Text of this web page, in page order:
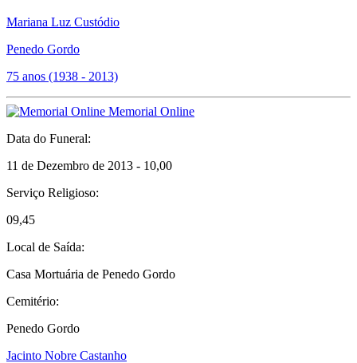
Mariana Luz Custódio
Penedo Gordo
75 anos (1938 - 2013)
Memorial Online
Data do Funeral:
11 de Dezembro de 2013 - 10,00
Serviço Religioso:
09,45
Local de Saída:
Casa Mortuária de Penedo Gordo
Cemitério:
Penedo Gordo
Jacinto Nobre Castanho